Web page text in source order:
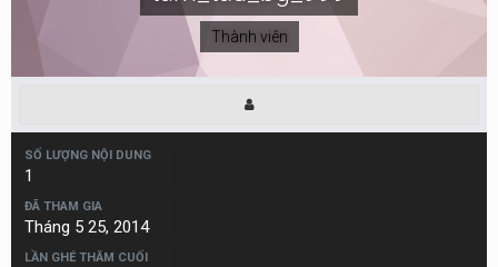
Thành viên
SỐ LƯỢNG NỘI DUNG
1
ĐÃ THAM GIA
Tháng 5 25, 2014
LẦN GHÉ THĂM CUỐI